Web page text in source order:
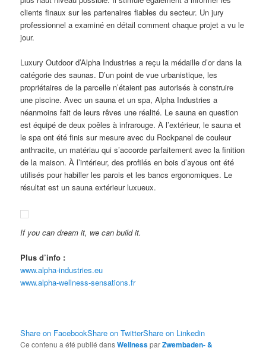
clients finaux sur les partenaires fiables du secteur. Un jury
professionnel a examiné en détail comment chaque projet a vu le
jour.
Luxury Outdoor d’Alpha Industries a reçu la médaille d’or dans la
catégorie des saunas. D’un point de vue urbanistique, les
propriétaires de la parcelle n’étaient pas autorisés à construire
une piscine. Avec un sauna et un spa, Alpha Industries a
néanmoins fait de leurs rêves une réalité. Le sauna en question
est équipé de deux poêles à infrarouge. À l’extérieur, le sauna et
le spa ont été finis sur mesure avec du Rockpanel de couleur
anthracite, un matériau qui s’accorde parfaitement avec la finition
de la maison. À l’intérieur, des profilés en bois d’ayous ont été
utilisés pour habiller les parois et les bancs ergonomiques. Le
résultat est un sauna extérieur luxueux.
If you can dream it, we can build it.
Plus d’info :
www.alpha-industries.eu
www.alpha-wellness-sensations.fr
Share on FacebookShare on TwitterShare on Linkedin
Ce contenu a été publié dansWellnessparZwembaden- &